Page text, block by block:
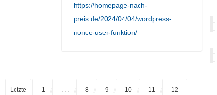
https://homepage-nach-
preis.de/2024/04/04/wordpress-
nonce-user-funktion/
Letzte 1 8 9 10 11 12